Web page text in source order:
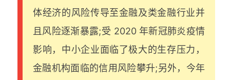
体经济的风险传导至金融及类金融行业并
且风险逐渐暴露;受 2020 年新冠肺炎疫情
影响，中小企业面临了极大的生存压力，
金融机构面临的信用风险攀升;另外，今年